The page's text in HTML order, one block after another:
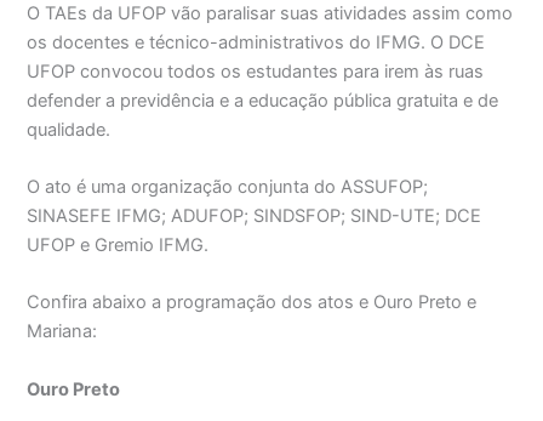
O TAEs da UFOP vão paralisar suas atividades assim como
os docentes e técnico-administrativos do IFMG. O DCE
UFOP convocou todos os estudantes para irem às ruas
defender a previdência e a educação pública gratuita e de
qualidade.
O ato é uma organização conjunta do ASSUFOP;
SINASEFE IFMG; ADUFOP; SINDSFOP; SIND-UTE; DCE
UFOP e Gremio IFMG.
Confira abaixo a programação dos atos e Ouro Preto e
Mariana:
Ouro Preto